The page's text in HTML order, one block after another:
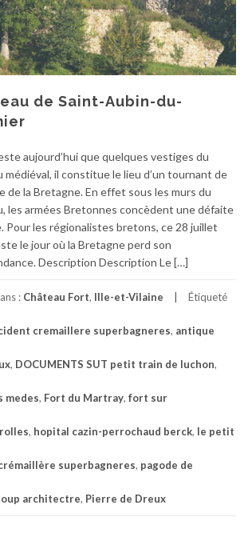
de Saint-Aubin-du-
aujourd’hui que quelques vestiges du
médiéval, il constitue le lieu d’un tournant de
de la Bretagne. En effet sous les murs du
les armées Bretonnes concèdent une défaite
Pour les régionalistes bretons, ce 28 juillet
le jour où la Bretagne perd son
Description Description Le […]
: Château Fort, Ille-et-Vilaine Étiqueté
cremaillere superbagneres, antique
, DOCUMENTS SUT petit train de luchon,
medes, Fort du Martray, fort sur
, hopital cazin-perrochaud berck, le petit
superbagneres, pagode de
architectre, Pierre de Dreux